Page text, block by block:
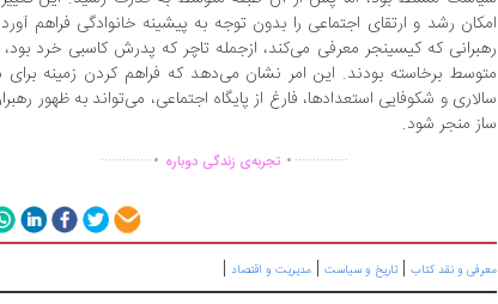
امکان رشد و ارتقای اجتماعی را بدون توجه به پیشینه خانوادگی فراهم
رهبرانی که کیسینجر معرفی می‌کند، ازجمله تاچر که پدرش کاسبی خرد بود،
متوسط برخاسته بودند. این امر نشان می‌دهد که فراهم کردن زمینه برای
سالاری و شکوفایی استعدادها، فارغ از پایگاه اجتماعی، می‌تواند به ظهور
ساز منجر شود.
...............
. تجربه‌ی زندگی دوباره .
..............
معرفی و نقد کتاب | تاریخ و سیاست | مدیریت و اقتصاد |